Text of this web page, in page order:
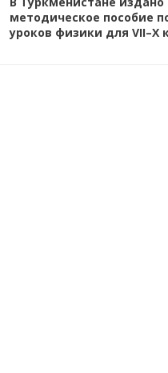
методическое пособие
уроков физики для VII–X